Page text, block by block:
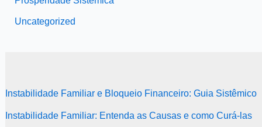
Uncategorized
Instabilidade Familiar e Bloqueio Financeiro: Guia Sistêmico
Instabilidade Familiar: Entenda as Causas e como Curá-las